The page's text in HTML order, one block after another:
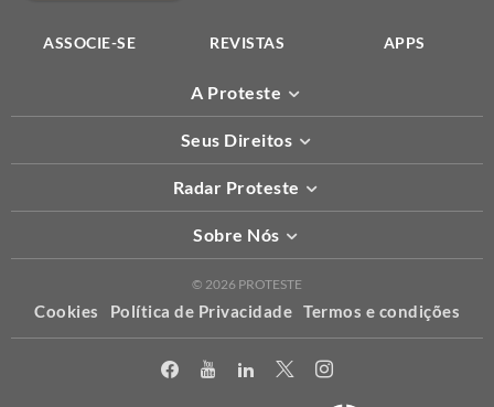
ASSOCIE-SE REVISTAS APPS
A Proteste
Seus Direitos
Radar Proteste
Sobre Nós
© 2026 PROTESTE
Cookies Política de Privacidade Termos e condições